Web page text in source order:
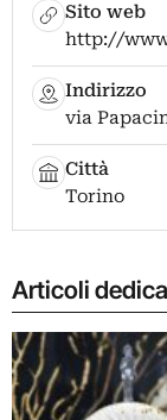
Sito web
http://
Indirizzo
via
Città
Torino
Articoli